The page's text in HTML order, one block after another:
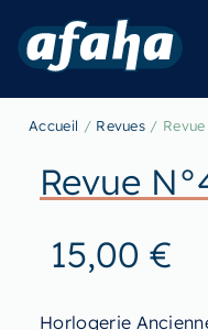
Accueil / Revues /
Revue
15,00 €
Horlogerie